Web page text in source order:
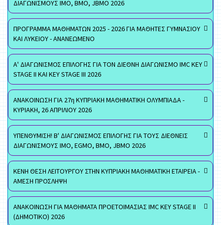
ΔΙΑΓΩΝΙΣΜΟΥΣ ΙΜΟ, ΒΜΟ, JBMO 2026
ΠΡΟΓΡΑΜΜΑ ΜΑΘΗΜΑΤΩΝ 2025 - 2026 ΓΙΑ ΜΑΘΗΤΕΣ ΓΥΜΝΑΣΙΟΥ
ΚΑΙ ΛΥΚΕΙΟΥ - ΑΝΑΝΕΩΜΕΝΟ
Α' ΔΙΑΓΩΝΙΣΜΟΣ ΕΠΙΛΟΓΗΣ ΓΙΑ ΤΟΝ ΔΙΕΘΝΗ ΔΙΑΓΩΝΙΣΜΟ IMC KEY
STAGE II ΚΑΙ KEY STAGE III 2026
ΑΝΑΚΟΙΝΩΣΗ ΓΙΑ 27η ΚΥΠΡΙΑΚΗ ΜΑΘΗΜΑΤΙΚΗ ΟΛΥΜΠΙΑΔΑ -
ΚΥΡΙΑΚΗ, 26 ΑΠΡΙΛΙΟΥ 2026
ΥΠΕΝΘΥΜΙΣΗ! Β' ΔΙΑΓΩΝΙΣΜΟΣ ΕΠΙΛΟΓΗΣ ΓΙΑ ΤΟΥΣ ΔΙΕΘΝΕΙΣ
ΔΙΑΓΩΝΙΣΜΟΥΣ ΙΜΟ, EGMO, ΒΜΟ, JBMO 2026
ΚΕΝΗ ΘΕΣΗ ΛΕΙΤΟΥΡΓΟΥ ΣΤΗΝ ΚΥΠΡΙΑΚΗ ΜΑΘΗΜΑΤΙΚΗ ΕΤΑΙΡΕΙΑ -
ΑΜΕΣΗ ΠΡΟΣΛΗΨΗ
ΑΝΑΚΟΙΝΩΣΗ ΓΙΑ ΜΑΘΗΜΑΤΑ ΠΡΟΕΤΟΙΜΑΣΙΑΣ IMC KEY STAGE II
(ΔΗΜΟΤΙΚΟ) 2026